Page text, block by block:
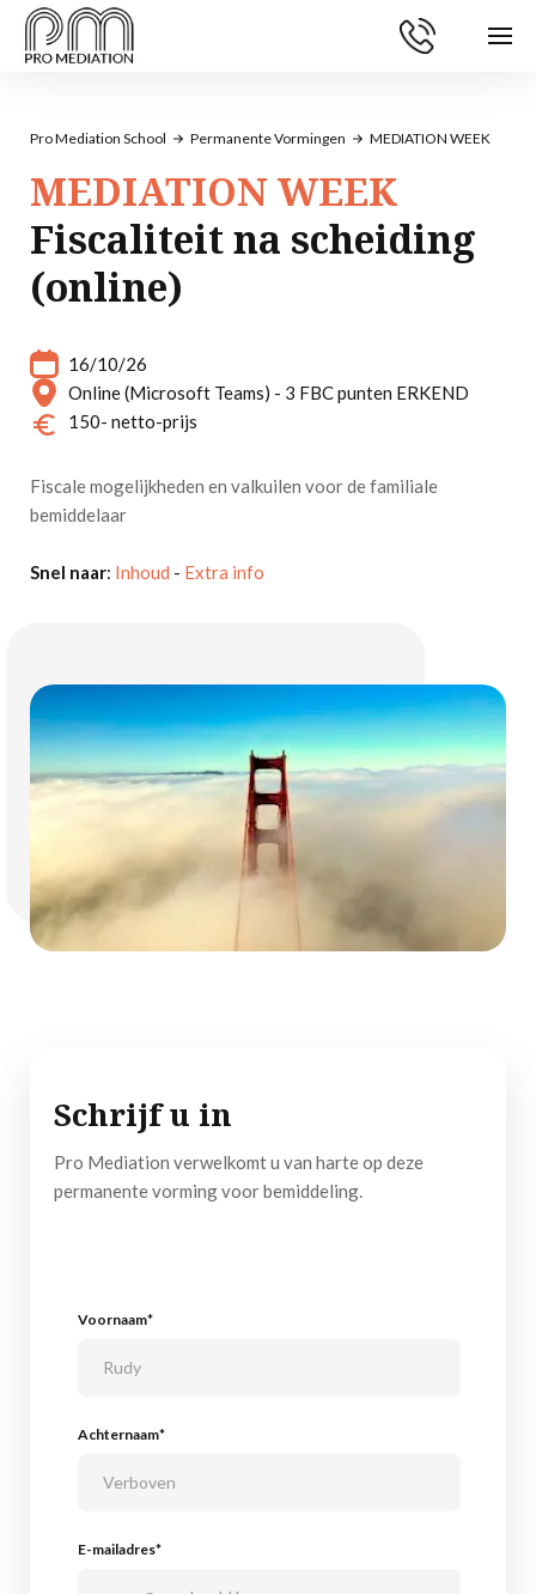
Schrijf u in
Pro Mediation verwelkomt u van harte op deze
permanente vorming voor bemiddeling.
Voornaam*
Achternaam*
E-mailadres*
Pro Mediation School Permanente Vormingen MEDIATION WEEK
MEDIATION WEEK
Fiscaliteit na scheiding
(online)
16/10/26
Online (Microsoft Teams) - 3 FBC punten ERKEND
150- netto-prijs
Fiscale mogelijkheden en valkuilen voor de familiale
bemiddelaar
Snel naar: Inhoud - Extra info